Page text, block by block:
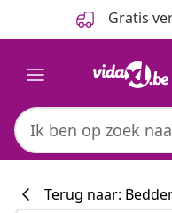
Gratis
Terug naar: